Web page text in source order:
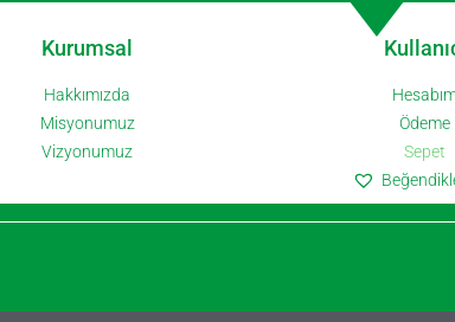
Kurumsal
Hakkımızda
Misyonumuz
Vizyonumuz
Ödeme
Sepet